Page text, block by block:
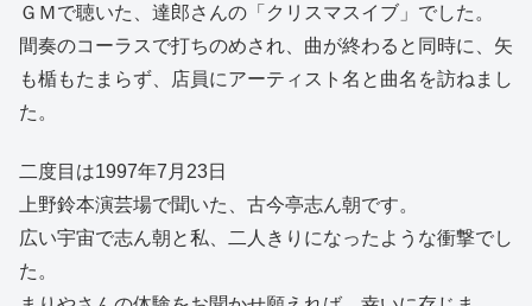
ＧＭで聴いた、達郎さんの「クリスマスイブ」でした。
間奏のコーラスで打ちのめされ、曲が終わると同時に、矢
も楯もたまらず、店員にアーティスト名と曲名を訪ねまし
た。
二度目は1997年7月23日
上野鈴本演芸場で聞いた、古今亭志ん朝です。
広い宇宙で志ん朝と私、二人きりになったような衝撃でし
た。